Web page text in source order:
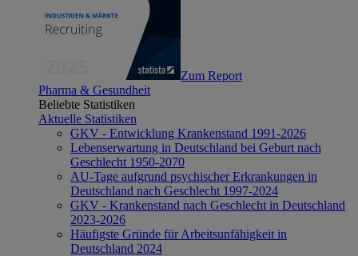
Zum Report
Pharma & Gesundheit
Beliebte Statistiken
Aktuelle Statistiken
GKV - Entwicklung Krankenstand 1991-2026
Lebenserwartung in Deutschland bei Geburt nach
Geschlecht 1950-2070
AU-Tage aufgrund psychischer Erkrankungen in
Deutschland nach Geschlecht 1997-2024
GKV - Krankenstand nach Geschlecht in Deutschland
2023-2026
Häufigste Gründe für Arbeitsunfähigkeit in
Deutschland 2024